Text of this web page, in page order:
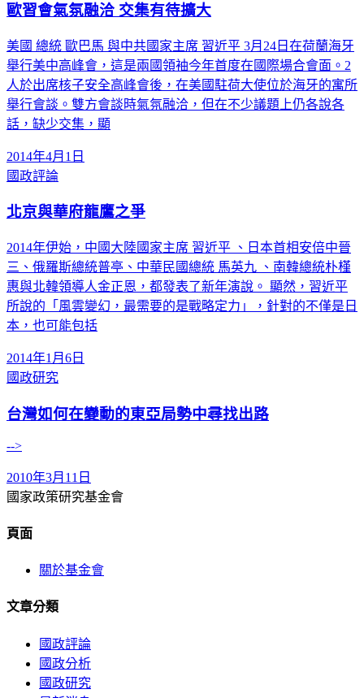
歐習會氣氛融洽 交集有待擴大
美國 總統 歐巴馬 與中共國家主席 習近平 3月24日在荷蘭海牙
舉行美中高峰會，這是兩國領袖今年首度在國際場合會面。2
人於出席核子安全高峰會後，在美國駐荷大使位於海牙的寓所
舉行會談。雙方會談時氣氛融洽，但在不少議題上仍各說各
話，缺少交集，顯
2014年4月1日
國政評論
北京與華府龍鷹之爭
2014年伊始，中國大陸國家主席 習近平 、日本首相安倍中晉
三、俄羅斯總統普亭、中華民國總統 馬英九 、南韓總統朴槿
惠與北韓領導人金正恩，都發表了新年演說。 顯然，習近平
所說的「風雲變幻，最需要的是戰略定力」，針對的不僅是日
本，也可能包括
2014年1月6日
國政研究
台灣如何在變動的東亞局勢中尋找出路
-->
2010年3月11日
國家政策研究基金會
頁面
關於基金會
文章分類
國政評論
國政分析
國政研究